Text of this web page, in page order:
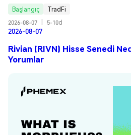
Başlangıç
TradFi
2026-08-07
5-10d
2026-08-07
Rivian (RIVN) Hisse Senedi
Yorumlar